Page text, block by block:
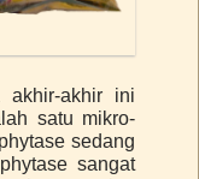
akhir-akhir ini
satu mikro-
sedang
sangat